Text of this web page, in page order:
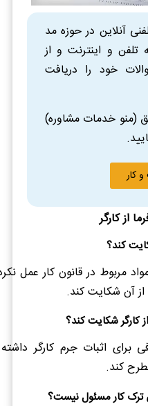
آنلاین در حوزه مد
و اینترنت و از
خود را دریافت
(منو خدمات مشاوره)
کار
از کارگر
کند؟
مربوط در قانون کار عمل
از آن شکایت کند.
کارگر شکایت کند؟
برای اثبات جرم کارگر
کند.
کار مسئول نیست؟